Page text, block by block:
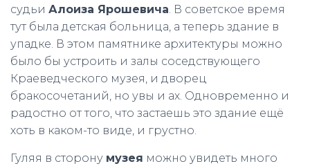
судьи Алоиза Ярошевича. В советское время
тут была детская больница, а теперь здание в
упадке. В этом памятнике архитектуры можно
было бы устроить и залы соседствующего
Краеведческого музея, и дворец
бракосочетаний, но увы и ах. Одновременно и
радостно от того, что застаешь это здание ещё
хоть в каком-то виде, и грустно.
Гуляя в сторону музея можно увидеть много